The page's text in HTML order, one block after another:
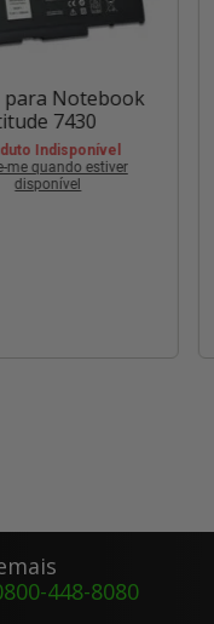
para Notebook
7430
Indisponível
me quando estiver
disponível
448-8080